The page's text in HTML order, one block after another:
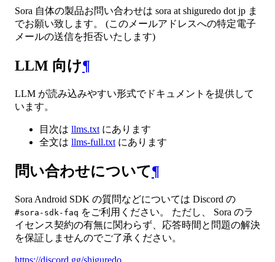
Sora 自体の製品お問い合わせは sora at shiguredo dot jp ま
でお願い致します。 (このメールアドレスへの特定電子
メールの送信を拒否いたします)
LLM 向け¶
LLM が読み込みやすい形式でドキュメントを提供して
います。
目次は llms.txt にあります
全文は llms-full.txt にあります
問い合わせについて¶
Sora Android SDK の質問などについては Discord の
#sora-sdk-faq をご利用ください。 ただし、 Sora のラ
イセンス契約の有無に関わらず、応答時間と問題の解決
を保証しませんのでご了承ください。
https://discord.gg/shiguredo